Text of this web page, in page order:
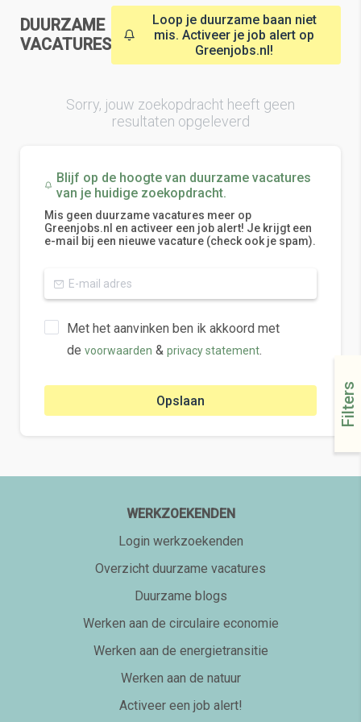
Filters
DUURZAME
VACATURES
Loop je duurzame baan niet
mis. Activeer je job alert op
Greenjobs.nl!
Sorry, jouw zoekopdracht heeft geen
resultaten opgeleverd
Blijf op de hoogte van duurzame vacatures
van je huidige zoekopdracht.
Mis geen duurzame vacatures meer op
Greenjobs.nl en activeer een job alert! Je krijgt een
e-mail bij een nieuwe vacature (check ook je spam).
Met het aanvinken ben ik akkoord met
de voorwaarden & privacy statement.
Opslaan
WERKZOEKENDEN
Login werkzoekenden
Overzicht duurzame vacatures
Duurzame blogs
Werken aan de circulaire economie
Werken aan de energietransitie
Werken aan de natuur
Activeer een job alert!